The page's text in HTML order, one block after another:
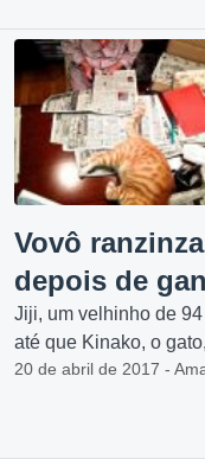
Vovô
depois de
Jiji, um velhinho de
até que Kinako, o
20 de abril de 2017 -